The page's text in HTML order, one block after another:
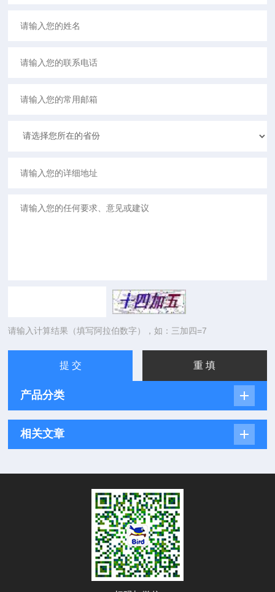
请输入计算结果（填写阿拉伯数字），如：三加四=7
产品分类
相关文章